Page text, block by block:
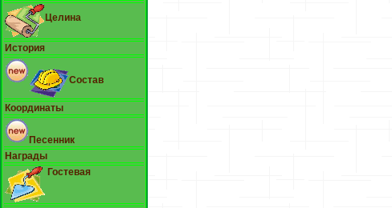
Целина
История
Состав
Координаты
Песенник
Награды
Гостевая